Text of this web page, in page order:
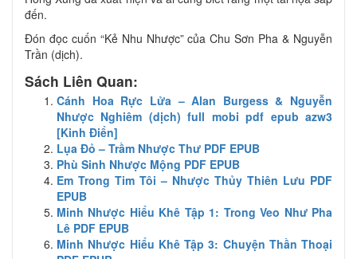
đến.
Đón đọc cuốn “Kẻ Nhu Nhược” của Chu Sơn Pha & Nguyễn
Trần (dịch).
Sách Liên Quan:
Cánh Hoa Rực Lửa – Alan Burgess & Nguyễn
Nhược Nghiêm (dịch) full mobi pdf epub azw3
[Kinh Điển]
Lụa Đỏ – Trầm Nhược Thư PDF EPUB
Phù Sinh Nhược Mộng PDF EPUB
Em Trong Tim Tôi – Nhược Thủy Thiên Lưu PDF
EPUB
Minh Nhược Hiểu Khê Tập 1: Trong Veo Như Pha
Lê PDF EPUB
Minh Nhược Hiểu Khê Tập 3: Chuyện Thần Thoại